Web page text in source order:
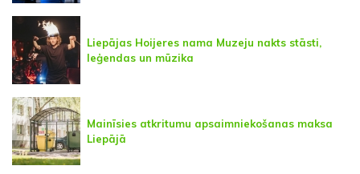
Liepājas Hoijeres nama Muzeju nakts stāsti,
leģendas un mūzika
Mainīsies atkritumu apsaimniekošanas maksa
Liepājā